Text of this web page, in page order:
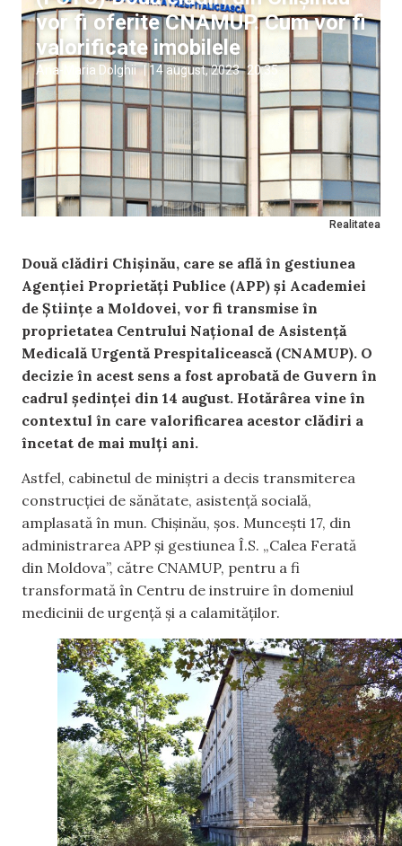
Realitatea
vor fi oferite CNAMUP. Cum vor fi
valorificate imobilele
Ana-Maria Dolghii | 14 august, 2023 20:35
Două clădiri Chișinău, care se află în gestiunea
Agenției Proprietăți Publice (APP) și Academiei
de Științe a Moldovei, vor fi transmise în
proprietatea Centrului Național de Asistență
Medicală Urgentă Prespitalicească (CNAMUP). O
decizie în acest sens a fost aprobată de Guvern în
cadrul ședinței din 14 august. Hotărârea vine în
contextul în care valorificarea acestor clădiri a
încetat de mai mulți ani.
Astfel, cabinetul de miniștri a decis transmiterea
construcției de sănătate, asistență socială,
amplasată în mun. Chișinău, șos. Muncești 17, din
administrarea APP și gestiunea Î.S. „Calea Ferată
din Moldova”, către CNAMUP, pentru a fi
transformată în Centru de instruire în domeniul
medicinii de urgență și a calamităților.